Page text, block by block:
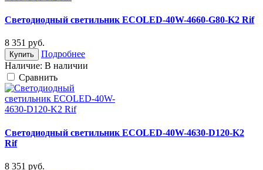
Светодиодный светильник ECOLED-40W-4660-G80-K2 Rif
8 351 руб.
Купить
Подробнее
Наличие: В наличии
Cравнить
Светодиодный светильник ECOLED-40W-4630-D120-K2
Rif
8 351 руб.